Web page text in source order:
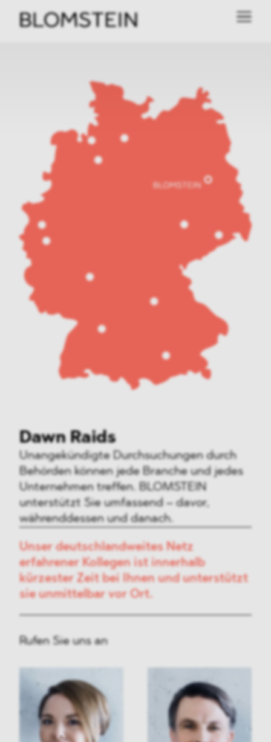
Dawn Raids
Unangekündigte Durchsuchungen durch
Behörden können jede Branche und jedes
Unternehmen treffen. BLOMSTEIN
unterstützt Sie umfassend – davor,
währenddessen und danach.
Unser deutschlandweites Netz
erfahrener Kollegen ist innerhalb
kürzester Zeit bei Ihnen und unterstützt
sie unmittelbar vor Ort.
Rufen Sie uns an